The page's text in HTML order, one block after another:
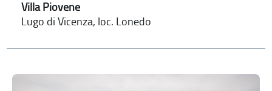
Villa Piovene
Lugo di Vicenza, loc. Lonedo